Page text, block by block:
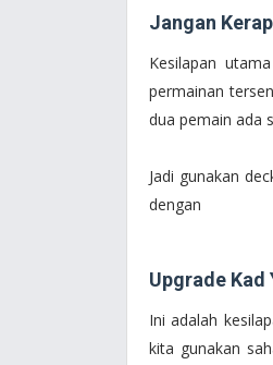
Jangan
Kesilapan
permainan
dua pemain ada
Jadi gunakan
dengan
Upgrade Kad
Ini adalah
kita gunakan